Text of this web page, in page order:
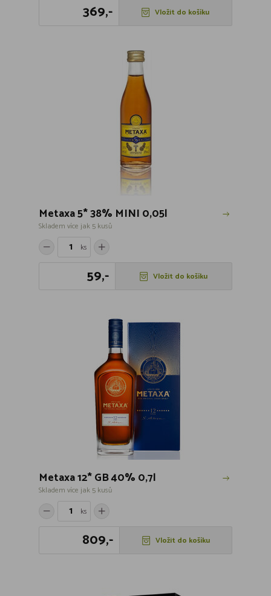
369,- Vložit do košíku
Metaxa 5* 38% MINI 0,05l
Skladem více jak 5 kusů
ks
59,- Vložit do košíku
Metaxa 12* GB 40% 0,7l
Skladem více jak 5 kusů
ks
809,- Vložit do košíku